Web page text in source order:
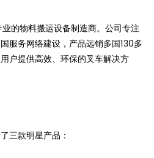
的物料搬运设备制造商。公司专注
服务网络建设，产品远销多国130多
户提供高效、环保的叉车解决方
三款明星产品：